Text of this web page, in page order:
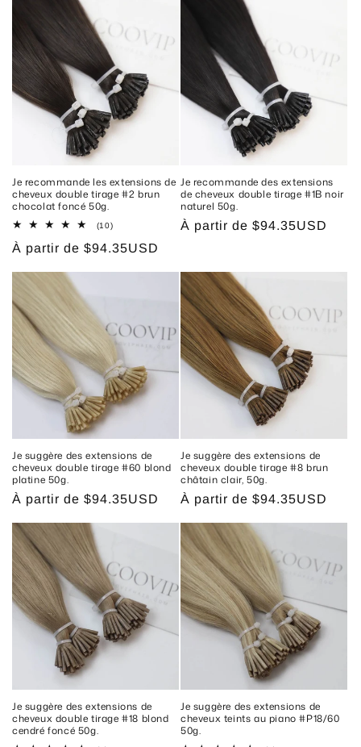
Je recommande les extensions de
cheveux double tirage #2 brun
chocolat foncé 50g.
(10)10
des
Prix
À partir de $94.35USD
Je recommande des extensions
de cheveux double tirage #1B noir
naturel 50g.
Prix
À partir de $94.35USD
Je suggère des extensions de
cheveux double tirage #60 blond
platine 50g.
Prix
À partir de $94.35USD
Je suggère des extensions de
cheveux double tirage #8 brun
châtain clair, 50g.
Prix
À partir de $94.35USD
Je suggère des extensions de
cheveux double tirage #18 blond
cendré foncé 50g.
Je suggère des extensions de
cheveux teints au piano #P18/60
50g.